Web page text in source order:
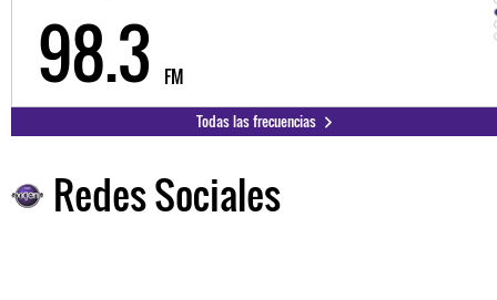
98.3 FM
Todas las frecuencias
Redes Sociales